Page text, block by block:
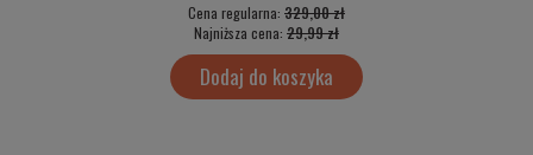
Cena regularna: 329,00 zł
Najniższa cena: 29,99 zł
Dodaj do koszyka